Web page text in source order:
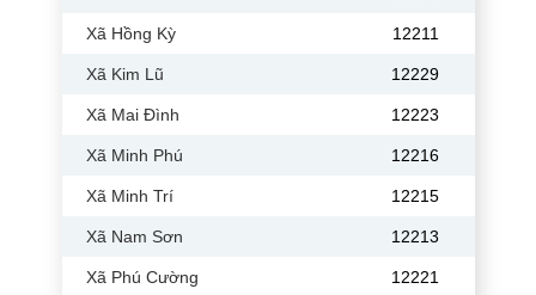
Xã Hồng Kỳ 12211
Xã Kim Lũ 12229
Xã Mai Đình 12223
Xã Minh Phú 12216
Xã Minh Trí 12215
Xã Nam Sơn 12213
Xã Phú Cường 12221